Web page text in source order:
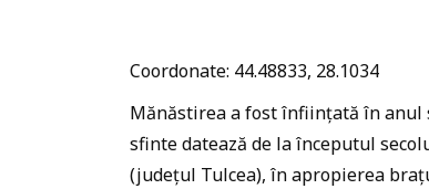
Coordonate: 44.48833, 28.1034
Mănăstirea a fost înființată în
sfinte datează de la începutul
(județul Tulcea), în apropierea